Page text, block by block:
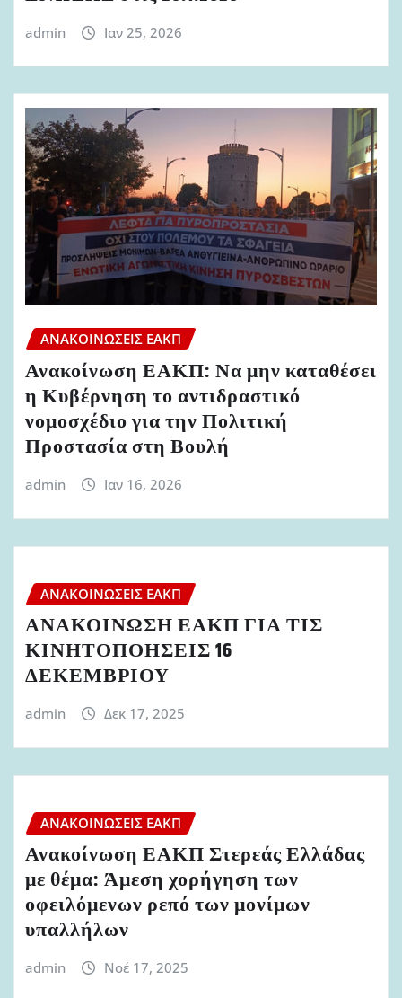
admin Ιαν 25, 2026
ΑΝΑΚΟΙΝΏΣΕΙΣ ΕΑΚΠ
Ανακοίνωση ΕΑΚΠ: Να μην καταθέσει
η Κυβέρνηση το αντιδραστικό
νομοσχέδιο για την Πολιτική
Προστασία στη Βουλή
admin Ιαν 16, 2026
ΑΝΑΚΟΙΝΏΣΕΙΣ ΕΑΚΠ
ΑΝΑΚΟΙΝΩΣΗ ΕΑΚΠ ΓΙΑ ΤΙΣ
ΚΙΝΗΤΟΠΟΗΣΕΙΣ 16
ΔΕΚΕΜΒΡΙΟΥ
admin Δεκ 17, 2025
ΑΝΑΚΟΙΝΏΣΕΙΣ ΕΑΚΠ
Ανακοίνωση ΕΑΚΠ Στερεάς Ελλάδας
με θέμα: Άμεση χορήγηση των
οφειλόμενων ρεπό των μονίμων
υπαλλήλων
admin Νοέ 17, 2025